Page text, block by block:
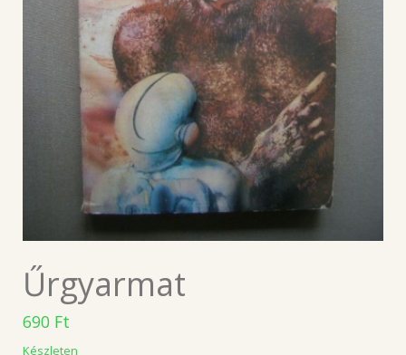
Űrgyarmat
690 Ft
Készleten